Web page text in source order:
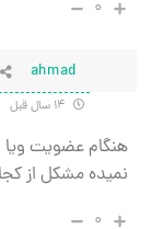
۰
ahmad
هنگام عضویت ویا
نمیده مشکل از
۰